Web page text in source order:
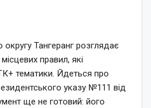
округу Тангеранг розглядає
правил, які
тематики. Йдеться про
указу №111 від
ще не готовий: його